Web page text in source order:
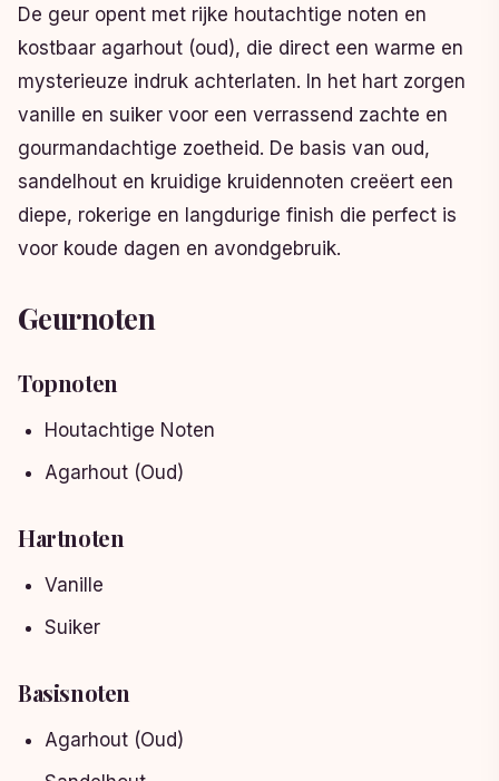
De geur opent met rijke houtachtige noten en
kostbaar agarhout (oud), die direct een warme en
mysterieuze indruk achterlaten. In het hart zorgen
vanille en suiker voor een verrassend zachte en
gourmandachtige zoetheid. De basis van oud,
sandelhout en kruidige kruidennoten creëert een
diepe, rokerige en langdurige finish die perfect is
voor koude dagen en avondgebruik.
Geurnoten
Topnoten
Houtachtige Noten
Agarhout (Oud)
Hartnoten
Vanille
Suiker
Basisnoten
Agarhout (Oud)